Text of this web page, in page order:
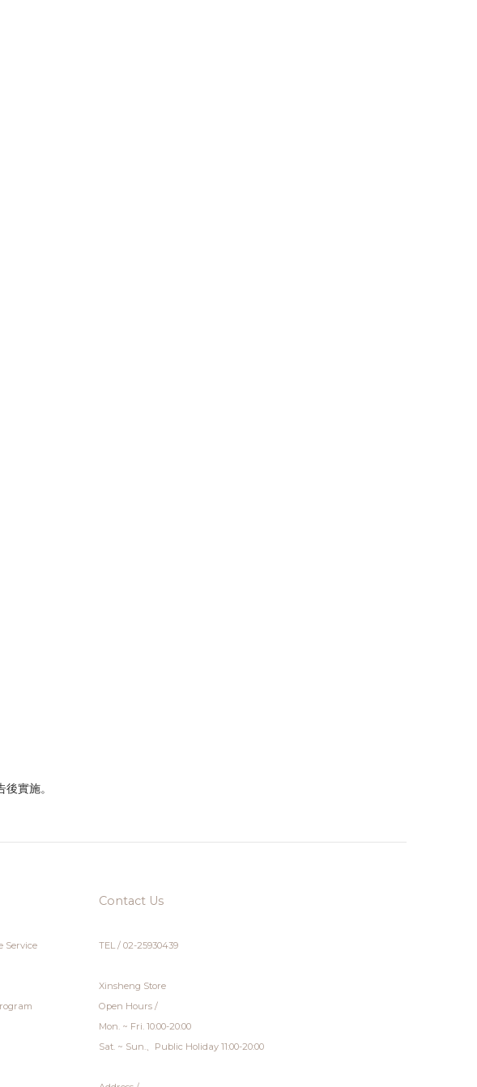
實施。
Service
Contact Us
TEL / 02-25930439
Xinsheng Store
Open Hours /
Mon. ~ Fri. 10:00-20:00
Sat. ~ Sun.、Public Holiday 11:00-20:00